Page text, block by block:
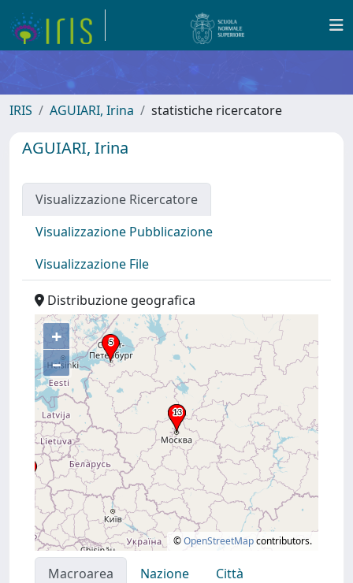
IRIS AGUIARI, Irina statistiche ricercatore
AGUIARI, Irina
Visualizzazione Ricercatore
Visualizzazione Pubblicazione
Visualizzazione File
Distribuzione geografica
+
–
©OpenStreetMapcontributors.
Macroarea Nazione
Città